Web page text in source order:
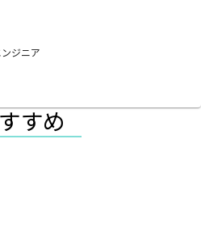
ジニア
すめ